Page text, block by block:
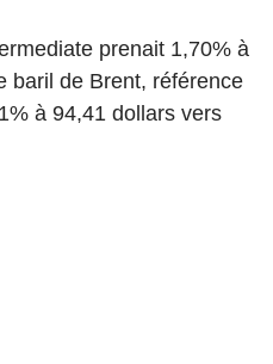
prenait 1,70% à
baril de Brent, référence
à 94,41 dollars vers